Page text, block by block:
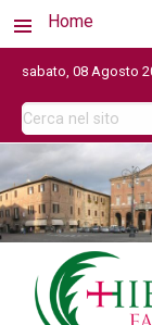
Home
sabato, 08 Agosto